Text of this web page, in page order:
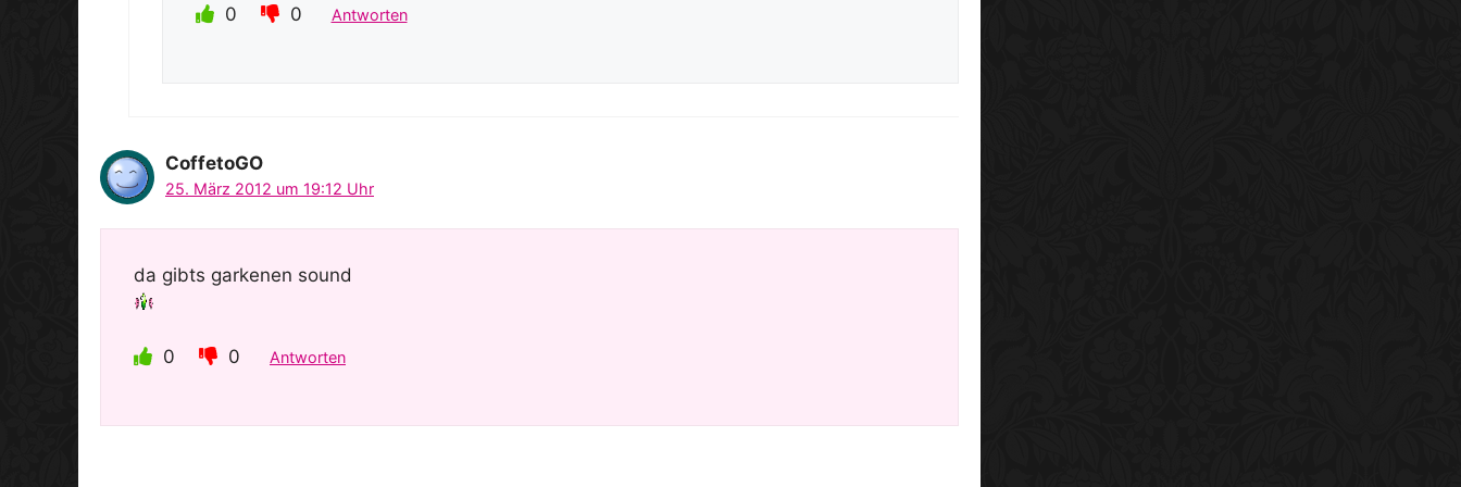
0 0 Antworten
CoffetoGO
25. März 2012 um 19:12 Uhr
da gibts garkenen sound
0 0 Antworten